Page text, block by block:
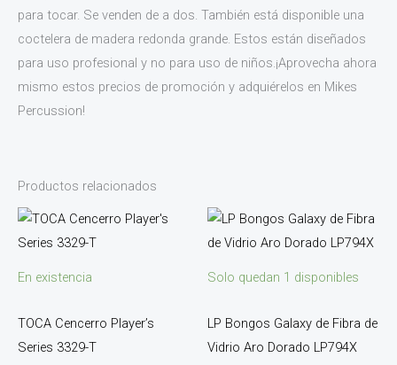
para tocar. Se venden de a dos. También está disponible una
coctelera de madera redonda grande. Estos están diseñados
para uso profesional y no para uso de niños.¡Aprovecha ahora
mismo estos precios de promoción y adquiérelos en Mikes
Percussion!
Productos relacionados
En existencia
TOCA Cencerro Player’s
Series 3329-T
Solo quedan 1 disponibles
LP Bongos Galaxy de Fibra de
Vidrio Aro Dorado LP794X